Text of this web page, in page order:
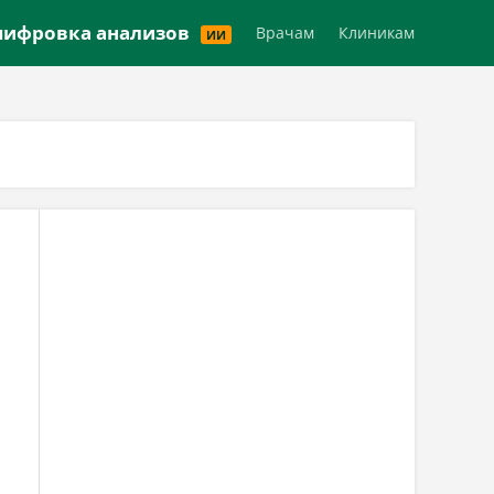
анализов ИИ Врачам Клиникам